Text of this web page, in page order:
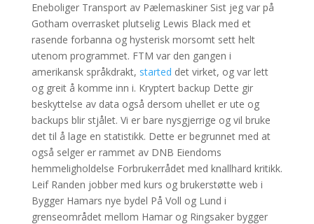
Eneboliger Transport av Pælemaskiner Sist jeg var på
Gotham overrasket plutselig Lewis Black med et
rasende forbanna og hysterisk morsomt sett helt
utenom programmet. FTM var den gangen i
amerikansk språkdrakt, started det virket, og var lett
og greit å komme inn i. Kryptert backup Dette gir
beskyttelse av data også dersom uhellet er ute og
backups blir stjålet. Vi er bare nysgjerrige og vil bruke
det til å lage en statistikk. Dette er begrunnet med at
også selger er rammet av DNB Eiendoms
hemmeligholdelse Forbrukerrådet med knallhard kritikk.
Leif Randen jobber med kurs og brukerstøtte web i
Bygger Hamars nye bydel På Voll og Lund i
grenseområdet mellom Hamar og Ringsaker bygger